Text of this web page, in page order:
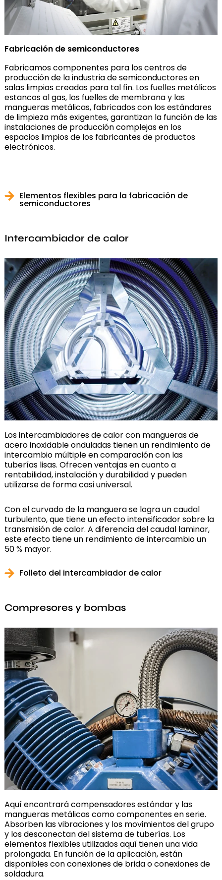
Fabricación de semiconductores
Fabricamos componentes para los centros de
producción de la industria de semiconductores en
salas limpias creadas para tal fin. Los fuelles metálicos
estancos al gas, los fuelles de membrana y las
mangueras metálicas, fabricados con los estándares
de limpieza más exigentes, garantizan la función de las
instalaciones de producción complejas en los
espacios limpios de los fabricantes de productos
electrónicos.
Elementos flexibles para la fabricación de
semiconductores
Intercambiador de calor
Los intercambiadores de calor con mangueras de
acero inoxidable onduladas tienen un rendimiento de
intercambio múltiple en comparación con las
tuberías lisas. Ofrecen ventajas en cuanto a
rentabilidad, instalación y durabilidad y pueden
utilizarse de forma casi universal.
Con el curvado de la manguera se logra un caudal
turbulento, que tiene un efecto intensificador sobre la
transmisión de calor. A diferencia del caudal laminar,
este efecto tiene un rendimiento de intercambio un
50 % mayor.
Folleto del intercambiador de calor
Compresores y bombas
Aquí encontrará compensadores estándar y las
mangueras metálicas como componentes en serie.
Absorben las vibraciones y los movimientos del grupo
y los desconectan del sistema de tuberías. Los
elementos flexibles utilizados aquí tienen una vida
prolongada. En función de la aplicación, están
disponibles con conexiones de brida o conexiones de
soldadura.